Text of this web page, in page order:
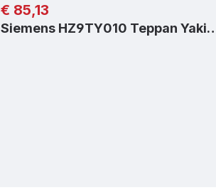
Regulärer Preis:
€ 85,13
Siemens HZ9TY010 Teppan